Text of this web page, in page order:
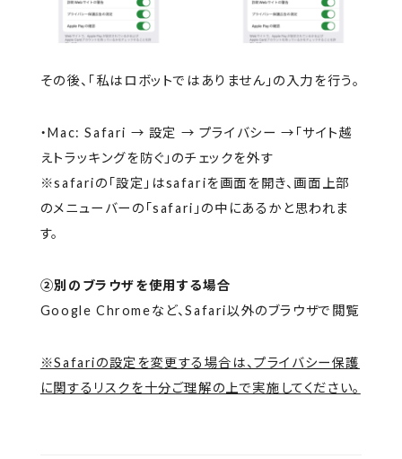
その後、「私はロボットではありません」の入力を行う。
・Mac: Safari → 設定 → プライバシー →「サイト越
えトラッキングを防ぐ」のチェックを外す
※safariの「設定」はsafariを画面を開き、画面上部
のメニューバーの「safari」の中にあるかと思われま
す。
②別のブラウザを使用する場合
Google Chromeなど、Safari以外のブラウザで閲覧
※Safariの設定を変更する場合は、プライバシー保護
に関するリスクを十分ご理解の上で実施してください。